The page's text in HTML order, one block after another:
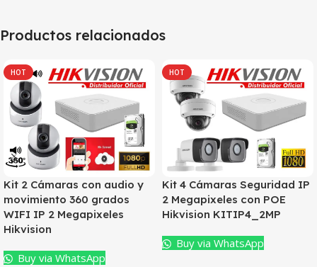
Productos relacionados
HOT
Kit 2 Cámaras con audio y
movimiento 360 grados
WIFI IP 2 Megapixeles
Hikvision
Buy via WhatsApp
HOT
Kit 4 Cámaras Seguridad IP
2 Megapixeles con POE
Hikvision KITIP4_2MP
Buy via WhatsApp